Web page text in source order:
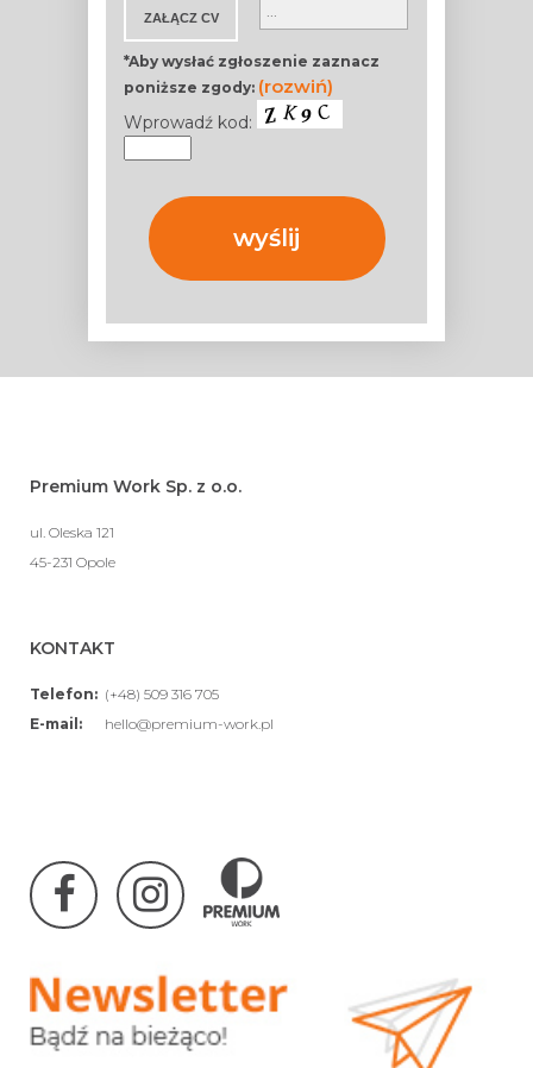
*Aby wysłać zgłoszenie zaznacz
poniższe zgody: (rozwiń)
Wprowadź kod:
Premium Work Sp. z o.o.
ul. Oleska 121
45-231 Opole
KONTAKT
Telefon: (+48) 509 316 705
E-mail:
hello@premium-work.pl